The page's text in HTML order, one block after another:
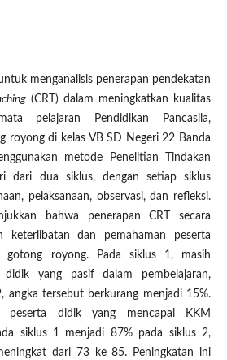
menganalisis penerapan pendekatan
(CRT) dalam meningkatkan kualitas
pelajaran Pendidikan Pancasila,
royong di kelas VB SD Negeri 22 Banda
metode Penelitian Tindakan
dari dua siklus, dengan setiap siklus
pelaksanaan, observasi, dan refleksi.
bahwa penerapan CRT secara
keterlibatan dan pemahaman peserta
gotong royong. Pada siklus 1, masih
yang pasif dalam pembelajaran,
angka tersebut berkurang menjadi 15%.
peserta didik yang mencapai KKM
siklus 1 menjadi 87% pada siklus 2,
dari 73 ke 85. Peningkatan ini